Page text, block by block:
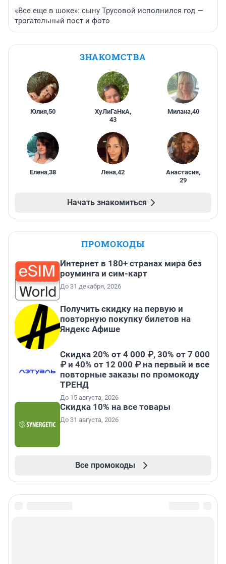
«Все еще в шоке»: сыну Трусовой исполнился год —
трогательный пост и фото
ЗНАКОМСТВА
Юлия,50 ХуЛиГаНкА,
43
Милана,40
Елена,38 Лена,42 Анастасия,
29
Начать знакомиться
ПРОМОКОДЫ
Интернет в 180+ странах мира без
роуминга и сим-карт
До 31 декабря, 2026
Получить скидку на первую и
повторную покупку билетов на
Яндекс Афише
Скидка 20% от 4 000 ₽, 30% от 7 000
₽ и 40% от 12 000 ₽ на первый и все
повторные заказы по промокоду
ТРЕНД
До 15 августа, 2026
Скидка 10% на все товары
До 31 августа, 2026
Все промокоды